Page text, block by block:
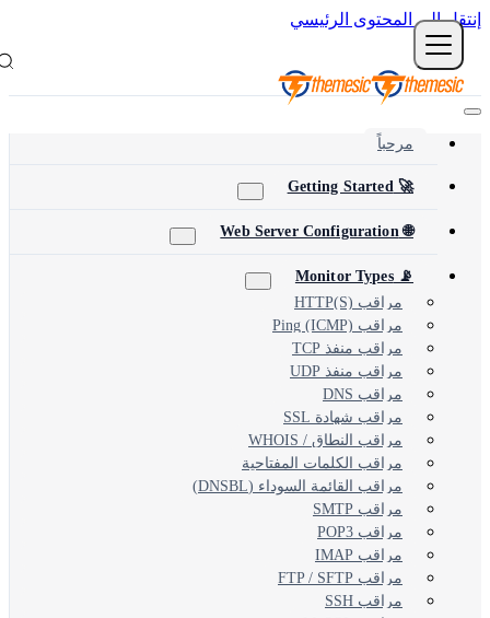
إلى المحتوى الرئيسي
مرحباً
🚀 Getting Started
🌐 Web Server Configuration
📡 Monitor Types
مراقب HTTP(S)
مراقب Ping (ICMP)
مراقب منفذ TCP
مراقب منفذ UDP
مراقب DNS
مراقب شهادة SSL
مراقب النطاق / WHOIS
مراقب الكلمات المفتاحية
مراقب القائمة السوداء (DNSBL)
مراقب SMTP
مراقب POP3
مراقب IMAP
مراقب FTP / SFTP
مراقب SSH